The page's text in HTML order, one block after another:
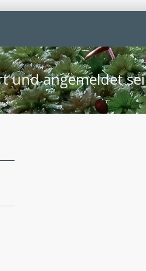
und angemeldet